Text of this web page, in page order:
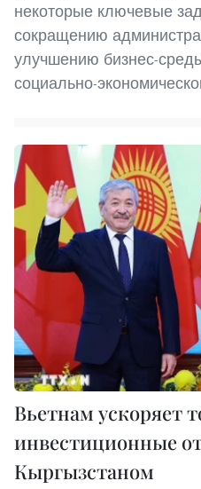
некоторые ключевые
сокращению
улучшению бизнес-
социально-
Вьетнам ускоряет
инвестиционные
Кыргызстаном